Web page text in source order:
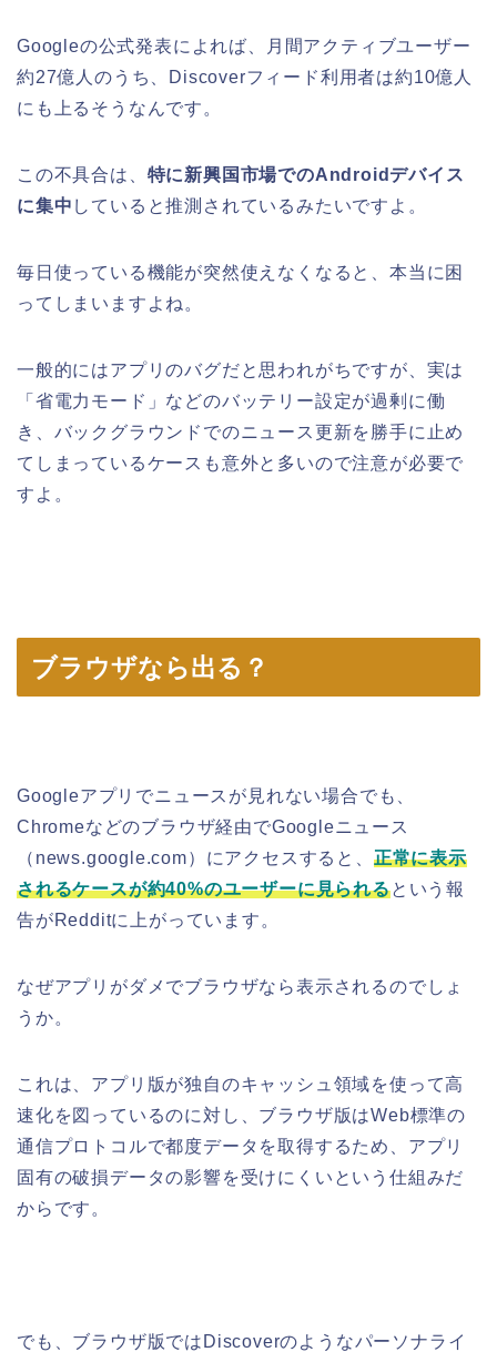
Googleの公式発表によれば、月間アクティブユーザー
約27億人のうち、Discoverフィード利用者は約10億人
にも上るそうなんです。
この不具合は、 特に新興国市場でのAndroidデバイス
に集中 していると推測されているみたいですよ。
毎日使っている機能が突然使えなくなると、本当に困
ってしまいますよね。
一般的にはアプリのバグだと思われがちですが、実は
「省電力モード」などのバッテリー設定が過剰に働
き、バックグラウンドでのニュース更新を勝手に止め
てしまっているケースも意外と多いので注意が必要で
すよ。
ブラウザなら出る？
Googleアプリでニュースが見れない場合でも、
Chromeなどのブラウザ経由でGoogleニュース
（news.google.com）にアクセスすると、 正常に表示
されるケースが約40%のユーザーに見られるという報
告がRedditに上がっています。
なぜアプリがダメでブラウザなら表示されるのでしょ
うか。
これは、アプリ版が独自のキャッシュ領域を使って高
速化を図っているのに対し、ブラウザ版はWeb標準の
通信プロトコルで都度データを取得するため、アプリ
固有の破損データの影響を受けにくいという仕組みだ
からです。
でも、ブラウザ版ではDiscoverのようなパーソナライ